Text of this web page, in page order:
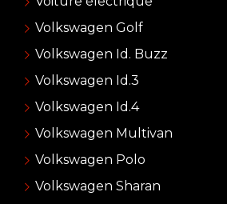
Volkswagen Golf
Volkswagen Id. Buzz
Volkswagen Id.3
Volkswagen Id.4
Volkswagen Multivan
Volkswagen Polo
Volkswagen Sharan